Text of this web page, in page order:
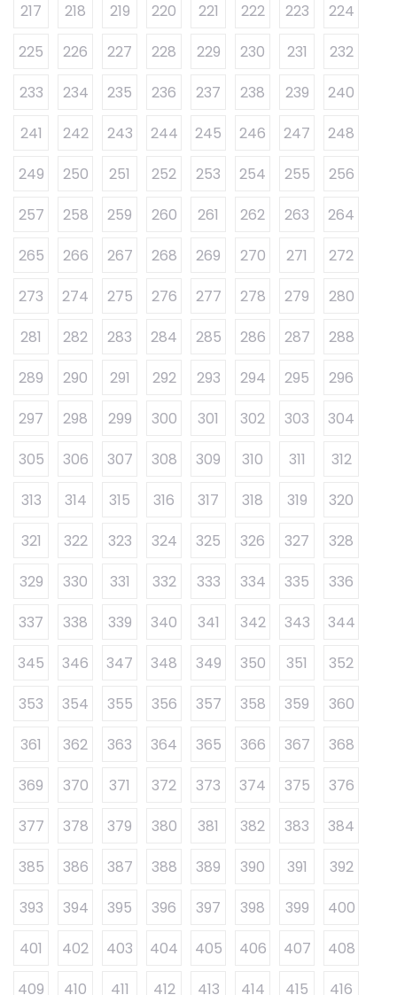
217
218 219 220 221 222 223
224
225
226 227 228 229 230 231
232
233
234 235 236 237 238 239
240
241
242 243 244 245 246 247
248
249
250 251 252 253 254 255
256
257
258 259 260 261 262 263
264
265
266 267 268 269 270 271
272
273
274 275 276 277 278 279
280
281
282 283 284 285 286 287
288
289
290 291 292 293 294 295
296
297
298 299 300 301 302 303
304
305
306 307 308 309 310 311
312
313
314 315 316 317 318 319
320
321
322 323 324 325 326 327
328
329
330 331 332 333 334 335
336
337
338 339 340 341 342 343
344
345
346 347 348 349 350 351
352
353
354 355 356 357 358 359
360
361
362 363 364 365 366 367
368
369
370 371 372 373 374 375
376
377
378 379 380 381 382 383
384
385
386 387 388 389 390 391
392
393
394 395 396 397 398 399
400
401
402 403 404 405 406 407
408
409
410 411 412 413 414 415 416